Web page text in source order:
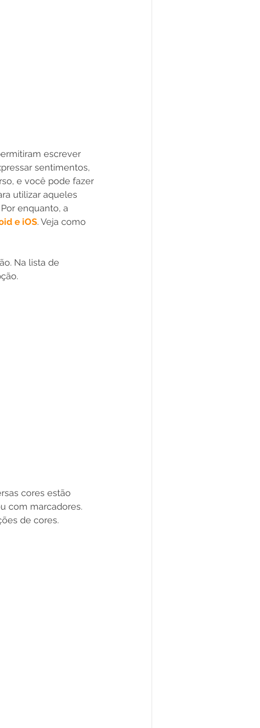
escrever
sentimentos,
e você pode fazer
utilizar aqueles
enquanto, a
e iOS. Veja como
Na lista de
cores estão
com marcadores.
de cores.